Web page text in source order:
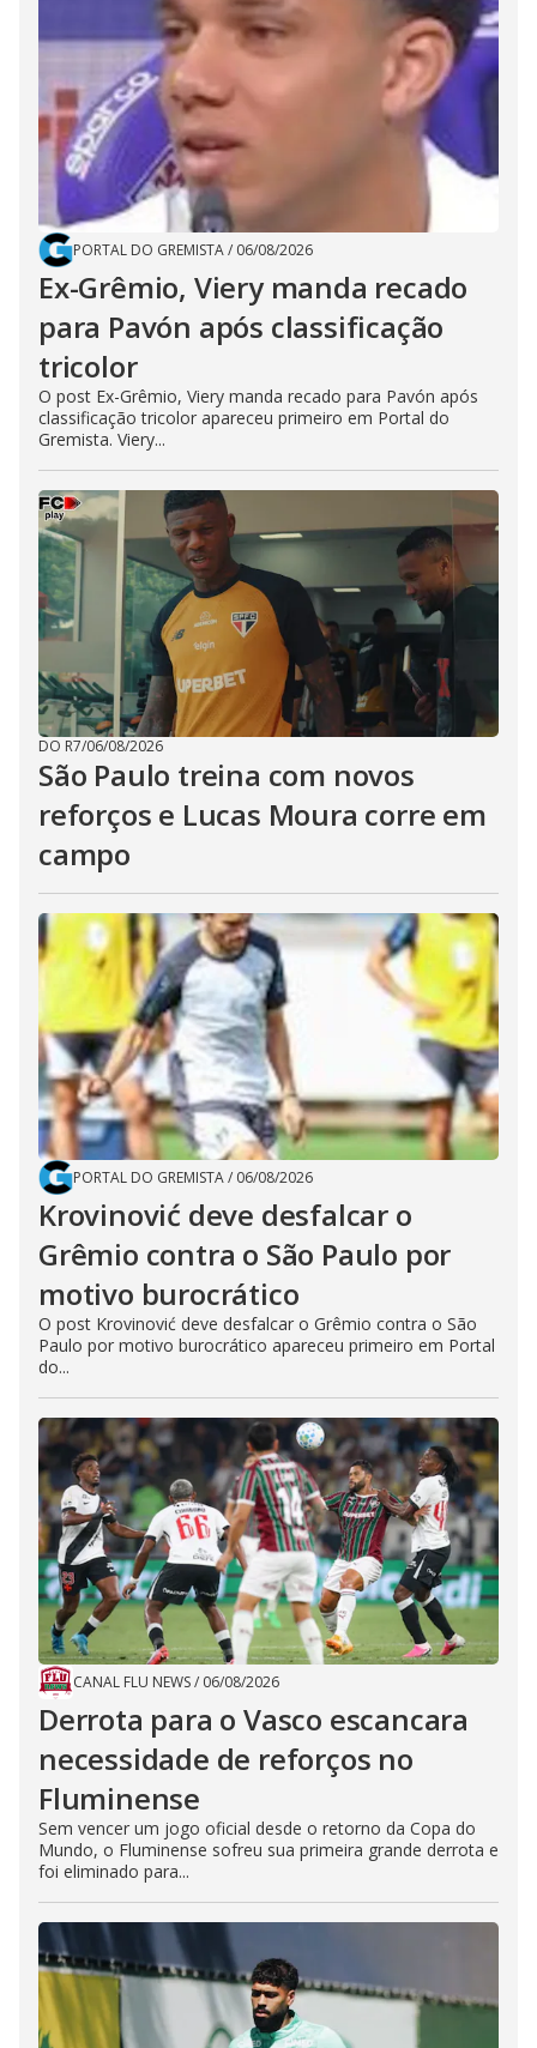
PORTAL DO GREMISTA/ 06/08/2026
Ex-Grêmio, Viery manda recado
para Pavón após classificação
tricolor
O post Ex-Grêmio, Viery manda recado para Pavón após
classificação tricolor apareceu primeiro em Portal do
Gremista. Viery...
DO R7/06/08/2026
São Paulo treina com novos
reforços e Lucas Moura corre em
campo
PORTAL DO GREMISTA/ 06/08/2026
Krovinović deve desfalcar o
Grêmio contra o São Paulo por
motivo burocrático
O post Krovinović deve desfalcar o Grêmio contra o São
Paulo por motivo burocrático apareceu primeiro em Portal
do...
CANAL FLU NEWS/ 06/08/2026
Derrota para o Vasco escancara
necessidade de reforços no
Fluminense
Sem vencer um jogo oficial desde o retorno da Copa do
Mundo, o Fluminense sofreu sua primeira grande derrota e
foi eliminado para...